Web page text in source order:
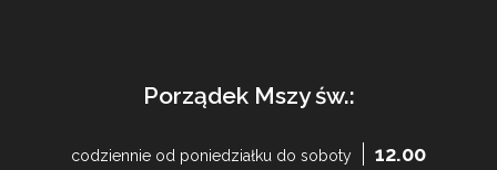
Porządek Mszy św.:
codziennie od poniedziałku do soboty 12.00